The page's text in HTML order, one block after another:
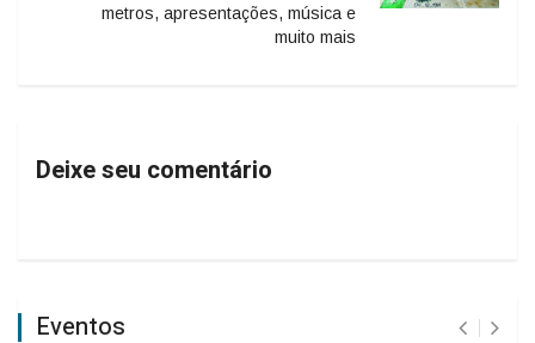
metros, apresentações, música e
muito mais
Deixe seu comentário
Eventos